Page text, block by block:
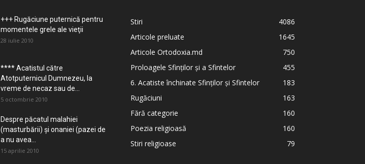
+++ Rugăciune puternică pentru
momentele grele ale vieţii
28 iulie 2010
**** Acatistul către
Atotputernicul Dumnezeu, la
vreme de necaz sau de...
5 octombrie 2010
Despre păcatul malahiei
(masturbării) şi onaniei (pazei de
a nu avea...
15 aprilie 2010
Stiri
4086
Articole preluate
1645
Articole Ortodoxia.md
750
Proloagele Sfinților și a Sfintelor
455
6. Acatiste închinate Sfinților și Sfintelor
183
Rugăciuni
163
Fără categorie
160
Poezia religioasă
160
Stiri religioase
79